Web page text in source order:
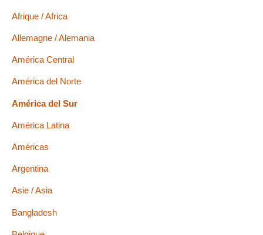
Afrique / Africa
Allemagne / Alemania
América Central
América del Norte
América del Sur
América Latina
Américas
Argentina
Asie / Asia
Bangladesh